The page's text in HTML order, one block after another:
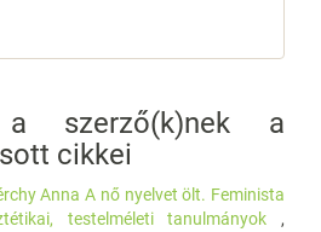
a szerző(k)nek a
cikkei
Anna A nő nyelvet ölt. Feminista
testelméleti tanulmányok ,